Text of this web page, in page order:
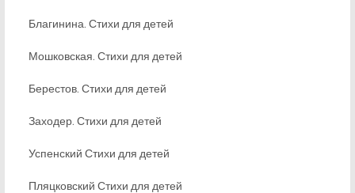
Благинина. Стихи для детей
Мошковская. Стихи для детей
Берестов. Стихи для детей
Заходер. Стихи для детей
Успенский Стихи для детей
Пляцковский Стихи для детей